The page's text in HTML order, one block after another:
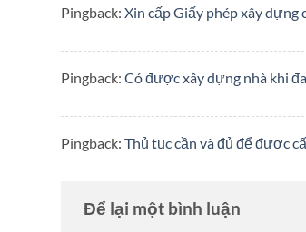
Pingback: Xin cấp Giấy phép xây dựng
Pingback: Có được xây dựng nhà khi
Pingback: Thủ tục cần và đủ để được
Để lại một bình luận